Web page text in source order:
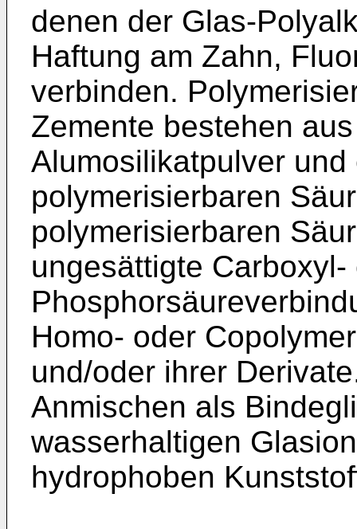
denen der Glas-
Haftung am Zahn,
verbinden.
Zemente bestehen
Alumosilikatpulver und
polymerisierbaren
polymerisierbaren
ungesättigte Carboxyl-
Homo- oder
und/oder ihrer
Anmischen als
wasserhaltigen
hydrophoben